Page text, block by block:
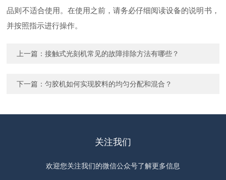
品则不适合使用。在使用之前，请务必仔细阅读设备的说明书，
并按照指示进行操作。
上一篇：接触式光刻机常见的故障排除方法有哪些？
下一篇：匀胶机如何实现胶料的均匀分配和混合？
关注我们
欢迎您关注我们的微信公众号了解更多信息